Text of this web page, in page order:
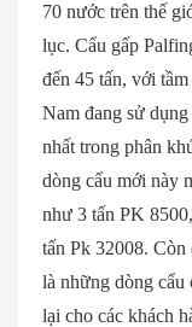
70 nước trên thế
lục. Cẩu gấp
đến 45 tấn, với
Nam đang sử
nhất trong phân
dòng cẩu mới này
như 3 tấn PK
tấn Pk 32008. Còn
là những dòng cẩu
lại cho các khách